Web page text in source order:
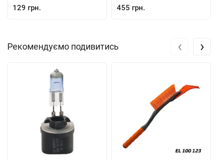
129 грн. 455 грн.
Рекомендуємо подивитись ‹ ›